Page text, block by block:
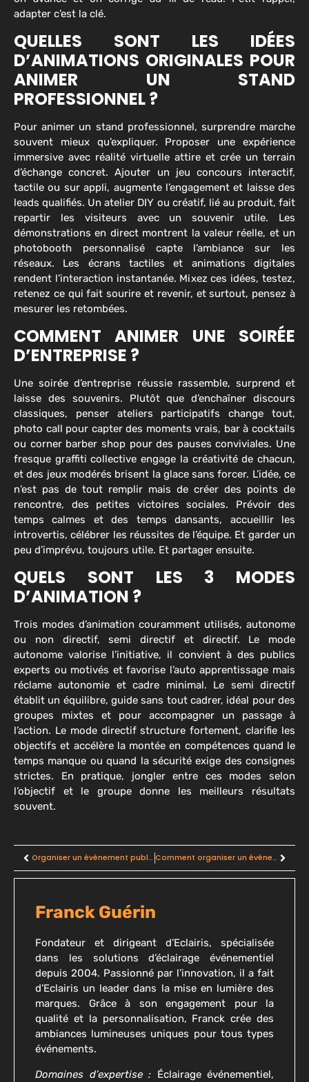
adapter c’est la clé.
QUELLES SONT LES IDÉES
D’ANIMATIONS ORIGINALES POUR
ANIMER UN STAND
PROFESSIONNEL ?
Pour animer un stand professionnel, surprendre marche
souvent mieux qu’expliquer. Proposer une expérience
immersive avec réalité virtuelle attire et crée un terrain
d’échange concret. Ajouter un jeu concours interactif,
tactile ou sur appli, augmente l’engagement et laisse des
leads qualifiés. Un atelier DIY ou créatif, lié au produit, fait
repartir les visiteurs avec un souvenir utile. Les
démonstrations en direct montrent la valeur réelle, et un
photobooth personnalisé capte l’ambiance sur les
réseaux. Les écrans tactiles et animations digitales
rendent l’interaction instantanée. Mixez ces idées, testez,
retenez ce qui fait sourire et revenir, et surtout, pensez à
mesurer les retombées.
COMMENT ANIMER UNE SOIRÉE
D’ENTREPRISE ?
Une soirée d’entreprise réussie rassemble, surprend et
laisse des souvenirs. Plutôt que d’enchaîner discours
classiques, penser ateliers participatifs change tout,
photo call pour capter des moments vrais, bar à cocktails
ou corner barber shop pour des pauses conviviales. Une
fresque graffiti collective engage la créativité de chacun,
et des jeux modérés brisent la glace sans forcer. L’idée, ce
n’est pas de tout remplir mais de créer des points de
rencontre, des petites victoires sociales. Prévoir des
temps calmes et des temps dansants, accueillir les
introvertis, célébrer les réussites de l’équipe. Et garder un
peu d’imprévu, toujours utile. Et partager ensuite.
QUELS SONT LES 3 MODES
D’ANIMATION ?
Trois modes d’animation couramment utilisés, autonome
ou non directif, semi directif et directif. Le mode
autonome valorise l’initiative, il convient à des publics
experts ou motivés et favorise l’auto apprentissage mais
réclame autonomie et cadre minimal. Le semi directif
établit un équilibre, guide sans tout cadrer, idéal pour des
groupes mixtes et pour accompagner un passage à
l’action. Le mode directif structure fortement, clarifie les
objectifs et accélère la montée en compétences quand le
temps manque ou quand la sécurité exige des consignes
strictes. En pratique, jongler entre ces modes selon
l’objectif et le groupe donne les meilleurs résultats
souvent.
Organiser un événement public : les démarches administratives à respecter ? Comment organiser un événement B2B : les 10 étapes pour votre réussite
Franck Guérin
Fondateur et dirigeant d’Eclairis, spécialisée
dans les solutions d’éclairage événementiel
depuis 2004. Passionné par l’innovation, il a fait
d’Eclairis un leader dans la mise en lumière des
marques. Grâce à son engagement pour la
qualité et la personnalisation, Franck crée des
ambiances lumineuses uniques pour tous types
événements.
Domaines d’expertise : Éclairage événementiel,